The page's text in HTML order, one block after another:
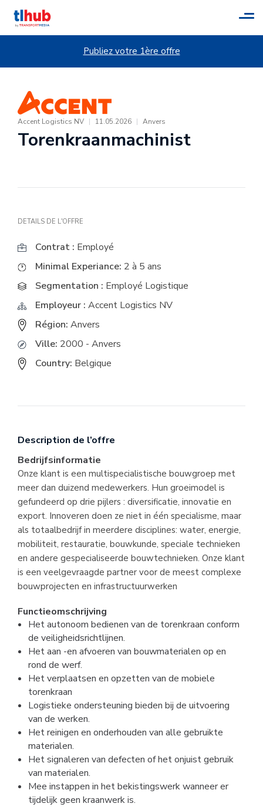
Publiez votre 1ère offre
Accent Logistics NV | 11.05.2026 | Anvers
Torenkraanmachinist
DETAILS DE L'OFFRE
Contrat : Employé
Minimal Experiance: 2 à 5 ans
Segmentation : Employé Logistique
Employeur : Accent Logistics NV
Région: Anvers
Ville: 2000 - Anvers
Country: Belgique
Description de l’offre
Bedrijfsinformatie
Onze klant is een multispecialistische bouwgroep met
meer dan duizend medewerkers. Hun groeimodel is
gefundeerd op drie pijlers : diversificatie, innovatie en
export. Innoveren doen ze niet in één specialisme, maar
als totaalbedrijf in meerdere disciplines: water, energie,
mobiliteit, restauratie, bouwkunde, speciale technieken
en andere gespecialiseerde bouwtechnieken. Onze klant
is een veelgevraagde partner voor de meest complexe
bouwprojecten en infrastructuurwerken
Functieomschrijving
Het autonoom bedienen van de torenkraan conform
de veiligheidsrichtlijnen.
Het aan -en afvoeren van bouwmaterialen op en
rond de werf.
Het verplaatsen en opzetten van de mobiele
torenkraan
Logistieke ondersteuning bieden bij de uitvoering
van de werken.
Het reinigen en onderhouden van alle gebruikte
materialen.
Het signaleren van defecten of het onjuist gebruik
van materialen.
Mee instappen in het bekistingswerk wanneer er
tijdelijk geen kraanwerk is.